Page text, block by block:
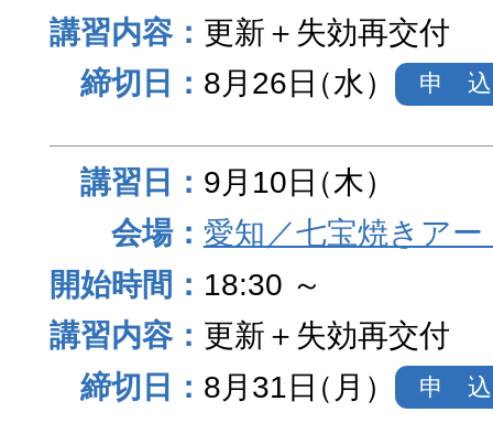
更新＋失効再交付
8月26日（水） 申 込
9月10日（木）
愛知／七宝焼きア
18:30 ～
更新＋失効再交付
8月31日（月） 申 込